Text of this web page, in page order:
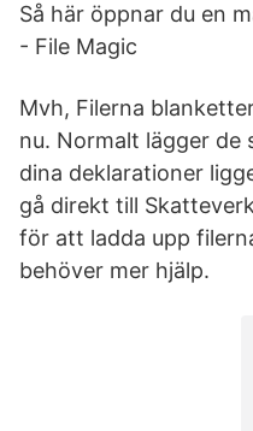
Så här öppnar du en
- File Magic
Mvh, Filerna
nu. Normalt lägger de
dina deklarationer
gå direkt till
för att ladda upp
behöver mer hjälp.